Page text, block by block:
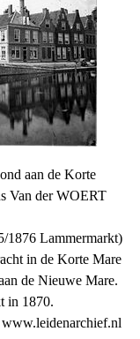
aan de Korte
Van der WOERT
1876 Lammermarkt)
in de Korte Mare
de Nieuwe Mare.
in 1870.